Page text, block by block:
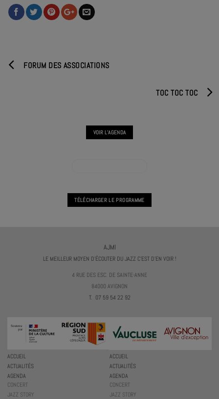
FORUM DES ASSOCIATIONS
TOC TOC TOC
VOIR L'AGENDA
TÉLÉCHARGER LE PROGRAMME
AJMI
LE MEILLEUR MOYEN D'ÉCOUTER DU JAZZ C'EST D'EN VOIR !
4 RUE DES ESC. DE SAINTE-ANNE
84000 AVIGNON
T. 07 59 54 22 92
ACCUEIL
ACTUALITÉS
AGENDA
CONCERT
JAZZ STORY
ACCUEIL
ACTUALITÉS
AGENDA
CONCERT
JAZZ STORY